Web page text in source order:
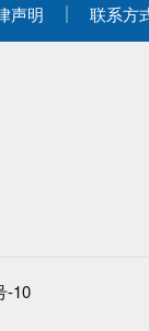
声明 联系方
-10